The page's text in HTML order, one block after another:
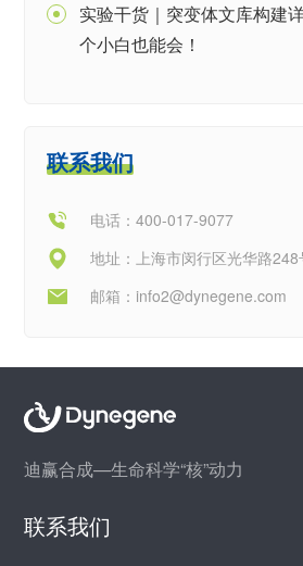
实验干货｜突变体文库构建
个小白也能会！
联系我们
电话：400-017-9077
地址：上海市闵行区光华路
邮箱： info2@dynegene.com
迪赢合成—生命科学“核”动力
联系我们